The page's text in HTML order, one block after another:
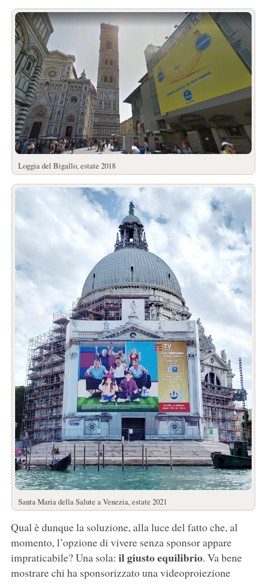
Loggia del Bigallo, estate 2018
Santa Maria della Salute a Venezia, estate 2021
Qual è dunque la soluzione, alla luce del fatto che, al
momento, l’opzione di vivere senza sponsor appare
impraticabile? Una sola: il giusto equilibrio. Va bene
mostrare chi ha sponsorizzato una videoproiezione